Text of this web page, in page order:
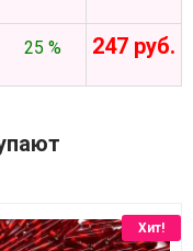
25 % 247 руб.
Хит!